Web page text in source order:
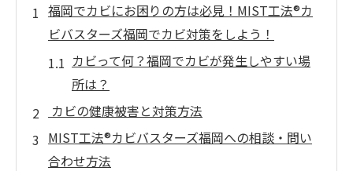
福岡でカビにお困りの方は必見！MIST工法®カ
ビバスターズ福岡でカビ対策をしよう！
カビって何？福岡でカビが発生しやすい場
所は？
カビの健康被害と対策方法
MIST工法®カビバスターズ福岡への相談・問い
合わせ方法